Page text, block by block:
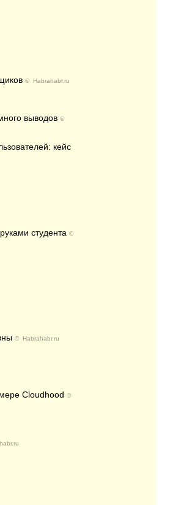
© Habrahabr.ru
выводов ©
кейс
студента ©
© Habrahabr.ru
Cloudhood ©